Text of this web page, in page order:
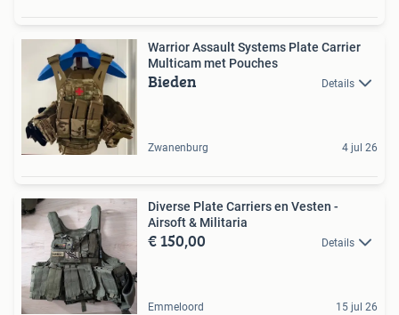
Warrior Assault Systems Plate Carrier
Multicam met Pouches
Bieden Details
Zwanenburg 4 jul 26
Diverse Plate Carriers en Vesten -
Airsoft & Militaria
€ 150,00 Details
Emmeloord 15 jul 26